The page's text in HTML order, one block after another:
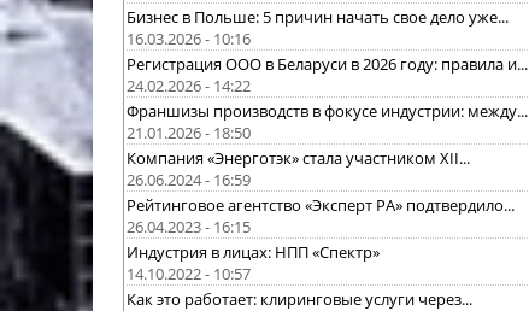
Бизнес в Польше: 5 причин начать свое дело уже...
16.03.2026 - 10:16
Регистрация ООО в Беларуси в 2026 году: правила и...
24.02.2026 - 14:22
Франшизы производств в фокусе индустрии: между...
21.01.2026 - 18:50
Компания «Энерготэк» стала участником XII...
26.06.2024 - 16:59
Рейтинговое агентство «Эксперт РА» подтвердило...
26.04.2023 - 16:15
Индустрия в лицах: НПП «Спектр»
14.10.2022 - 10:57
Как это работает: клиринговые услуги через...